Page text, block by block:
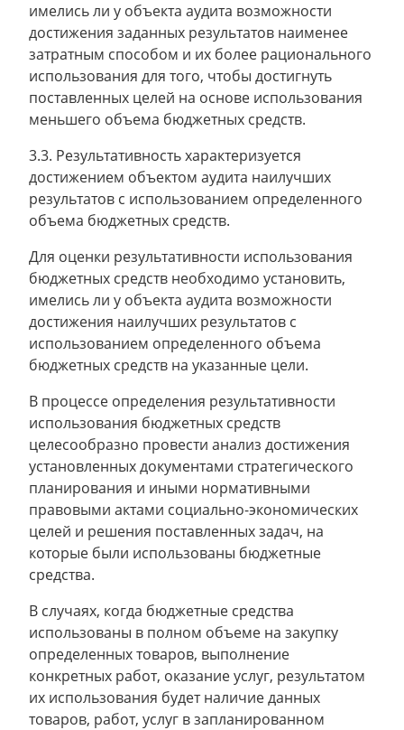
имелись ли у объекта аудита возможности
достижения заданных результатов наименее
затратным способом и их более рационального
использования для того, чтобы достигнуть
поставленных целей на основе использования
меньшего объема бюджетных средств.
3.3. Результативность характеризуется
достижением объектом аудита наилучших
результатов с использованием определенного
объема бюджетных средств.
Для оценки результативности использования
бюджетных средств необходимо установить,
имелись ли у объекта аудита возможности
достижения наилучших результатов с
использованием определенного объема
бюджетных средств на указанные цели.
В процессе определения результативности
использования бюджетных средств
целесообразно провести анализ достижения
установленных документами стратегического
планирования и иными нормативными
правовыми актами социально-экономических
целей и решения поставленных задач, на
которые были использованы бюджетные
средства.
В случаях, когда бюджетные средства
использованы в полном объеме на закупку
определенных товаров, выполнение
конкретных работ, оказание услуг, результатом
их использования будет наличие данных
товаров, работ, услуг в запланированном